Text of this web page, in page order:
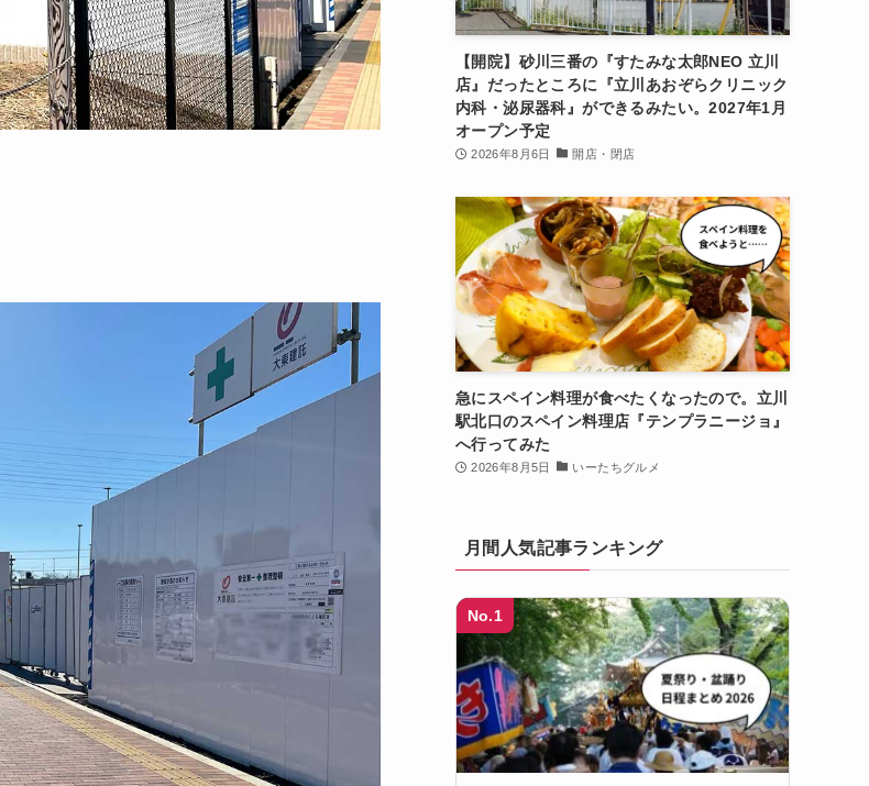
【開院】砂川三番の『すたみな太郎NEO 立川
店』だったところに『立川あおぞらクリニック
内科・泌尿器科』ができるみたい。2027年1月
オープン予定
2026年8月6日 開店・閉店
急にスペイン料理が食べたくなったので。立川
駅北口のスペイン料理店『テンプラニージョ』
へ行ってみた
2026年8月5日 いーたちグルメ
月間人気記事ランキング
No.1